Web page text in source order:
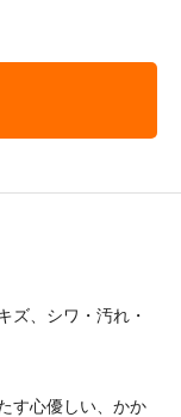
ズ、シワ・汚れ・
す心優しい、かか